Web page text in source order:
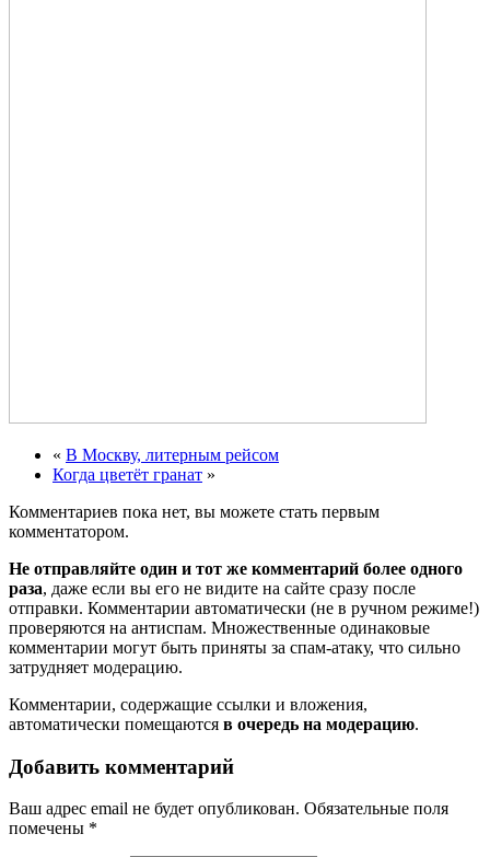
« В Москву, литерным рейсом
Когда цветёт гранат »
Комментариев пока нет, вы можете стать первым
комментатором.
Не отправляйте один и тот же комментарий более одного
раза, даже если вы его не видите на сайте сразу после
отправки. Комментарии автоматически (не в ручном режиме!)
проверяются на антиспам. Множественные одинаковые
комментарии могут быть приняты за спам-атаку, что сильно
затрудняет модерацию.
Комментарии, содержащие ссылки и вложения,
автоматически помещаются в очередь на модерацию.
Добавить комментарий
Ваш адрес email не будет опубликован. Обязательные поля
помечены *